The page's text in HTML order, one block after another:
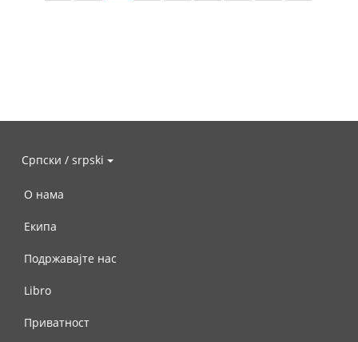
Српски / srpski
О нама
Екипа
Подржавајте нас
Libro
Приватност